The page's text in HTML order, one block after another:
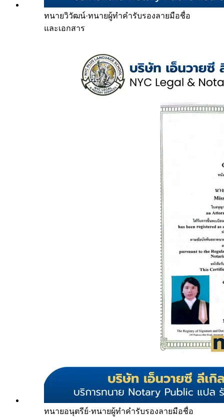
ทนายวิวัฒน์·ทนายผู้ทำคำรับรองลายมือชื่อ
และเอกสาร
ทนายอนุตรีย์·ทนายผู้ทำคำรับรองลายมือชื่อ